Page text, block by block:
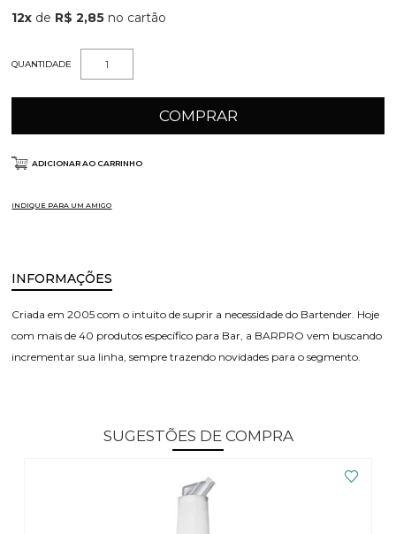
12x de R$ 2,85
QUANTIDADE
COMPRAR
ADICIONAR AO CARRINHO
INDIQUE PARA UM AMIGO
INFORMAÇÕES
Criada em 2005 com o intuito de suprir a necessidade do Bartender. Hoje
com mais de 40 produtos específico para Bar, a BARPRO vem buscando
incrementar sua linha, sempre trazendo novidades para o segmento.
SUGESTÕES DE COMPRA